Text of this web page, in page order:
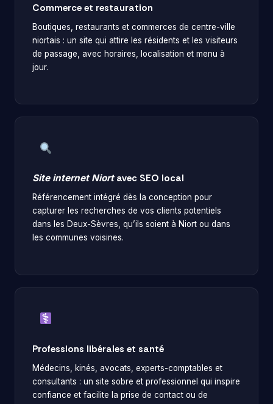
Commerce et restauration
Boutiques, restaurants et commerces de centre-ville
niortais : un site qui attire les résidents et les visiteurs
de passage, avec horaires, localisation et menu à
jour.
Site internet Niortavec SEO local
Référencement intégré dès la conception pour
capturer les recherches de vos clients potentiels
dans les Deux-Sèvres, qu’ils soient à Niort ou dans
les communes voisines.
Professions libérales et santé
Médecins, kinés, avocats, experts-comptables et
consultants : un site sobre et professionnel qui inspire
confiance et facilite la prise de contact ou de